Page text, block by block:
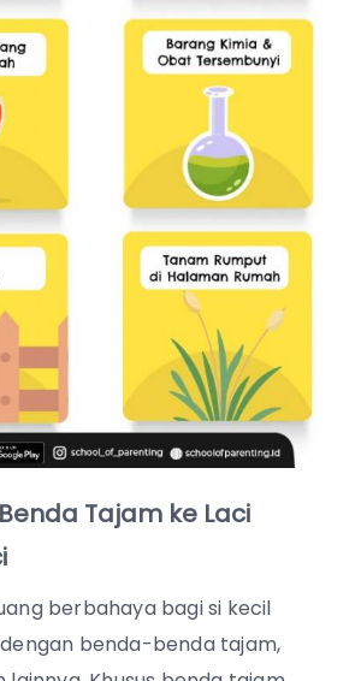
Tajam ke Laci
berbahaya bagi si kecil
benda-benda tajam,